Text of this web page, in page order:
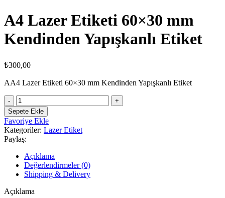
A4 Lazer Etiketi 60×30 mm
Kendinden Yapışkanlı Etiket
₺300,00
AA4 Lazer Etiketi 60×30 mm Kendinden Yapışkanlı Etiket
A4
Lazer
Etiketi
60×30
mm
Kendinden
Yapışkanlı
Etiket
adet
Sepete Ekle
Favoriye Ekle
Kategoriler: Lazer Etiket
Paylaş:
Açıklama
Değerlendirmeler (0)
Shipping & Delivery
Açıklama